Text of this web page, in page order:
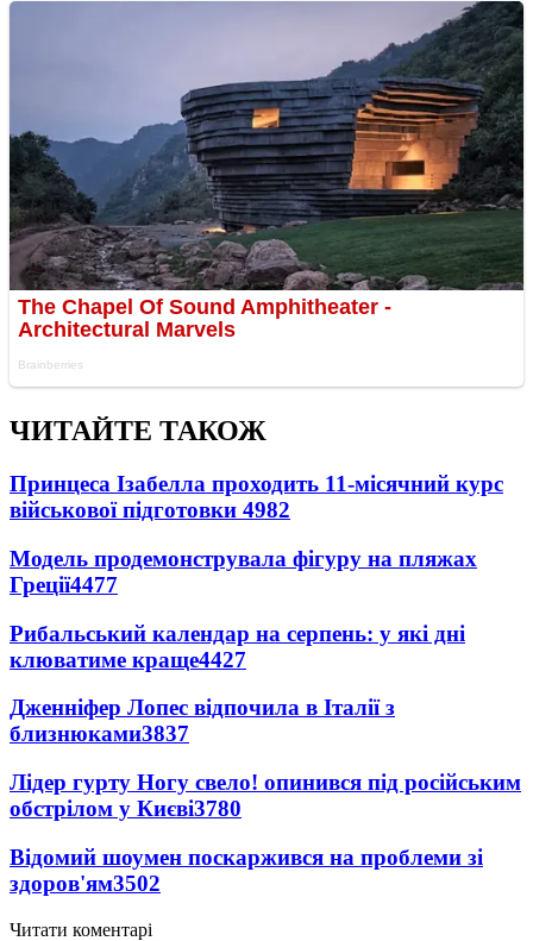
ЧИТАЙТЕ ТАКОЖ
Принцеса Ізабелла проходить 11-місячний курс
військової підготовки 4982
Модель продемонструвала фігуру на пляжах
Греції4477
Рибальський календар на серпень: у які дні
клюватиме краще4427
Дженніфер Лопес відпочила в Італії з
близнюками3837
Лідер гурту Ногу свело! опинився під російським
обстрілом у Києві3780
Відомий шоумен поскаржився на проблеми зі
здоров'ям3502
Читати коментарі